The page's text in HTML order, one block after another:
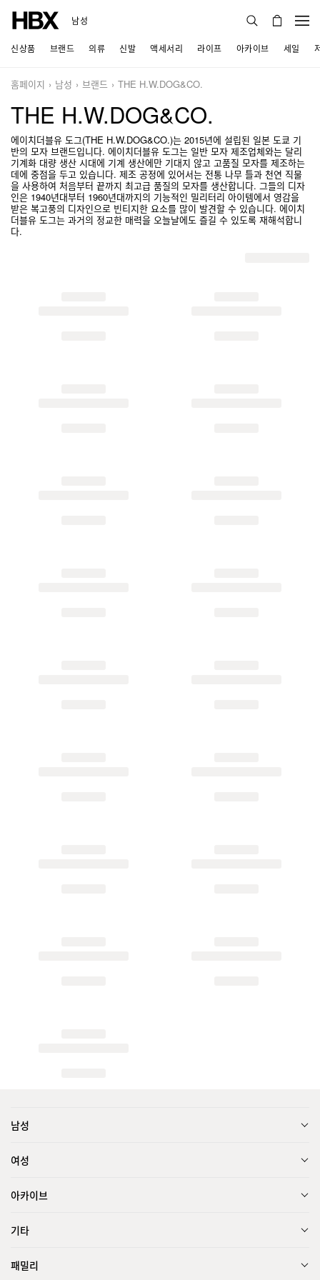
남성
신상품 브랜드 의류 신발 액세서리 라이프 아카이브 세일
홈페이지 남성 브랜드 THE H.W.DOG&CO.
THE H.W.DOG&CO.
에이치더블유 도그(THE H.W.DOG&CO.)는 2015년에 설립된 일본 도쿄 기
반의 모자 브랜드입니다. 에이치더블유 도그는 일반 모자 제조업체와는 달리
기계화 대량 생산 시대에 기계 생산에만 기대지 않고 고품질 모자를 제조하는
데에 중점을 두고 있습니다. 제조 공정에 있어서는 전통 나무 틀과 천연 직물
을 사용하여 처음부터 끝까지 최고급 품질의 모자를 생산합니다. 그들의 디자
인은 1940년대부터 1960년대까지의 기능적인 밀리터리 아이템에서 영감을
받은 복고풍의 디자인으로 빈티지한 요소를 많이 발견할 수 있습니다. 에이치
더블유 도그는 과거의 정교한 매력을 오늘날에도 즐길 수 있도록 재해석합니
다.
남성
여성
아카이브
기타
패밀리